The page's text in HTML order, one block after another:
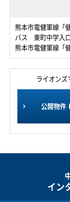
熊本市電健軍線「
バス 東町中学入
熊本市電健軍線「
ライオンズ
公開物件
イン